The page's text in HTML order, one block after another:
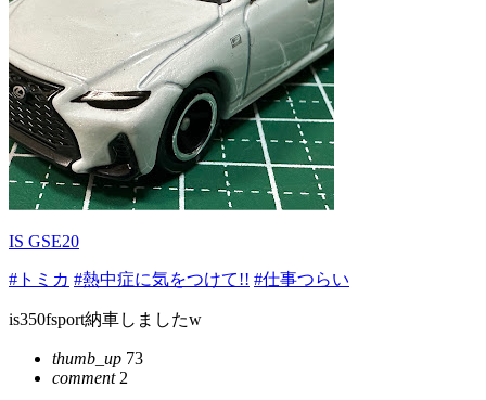
IS GSE20
#トミカ #熱中症に気をつけて!! #仕事つらい
is350fsport納車しましたw
thumb_up 73
comment2